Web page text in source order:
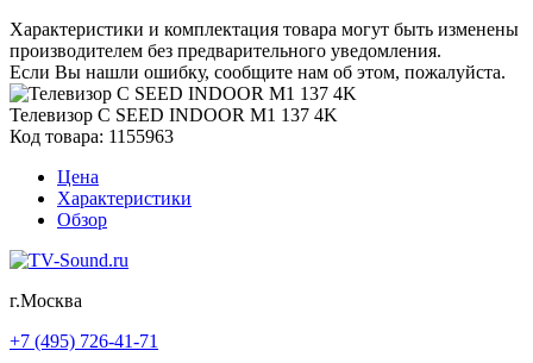
Характеристики и комплектация товара могут быть изменены
производителем без предварительного уведомления.
Если Вы нашли ошибку, сообщите нам об этом, пожалуйста.
Телевизор C SEED INDOOR M1 137 4K
Код товара: 1155963
Цена
Характеристики
Обзор
г.Москва
+7 (495) 726-41-71